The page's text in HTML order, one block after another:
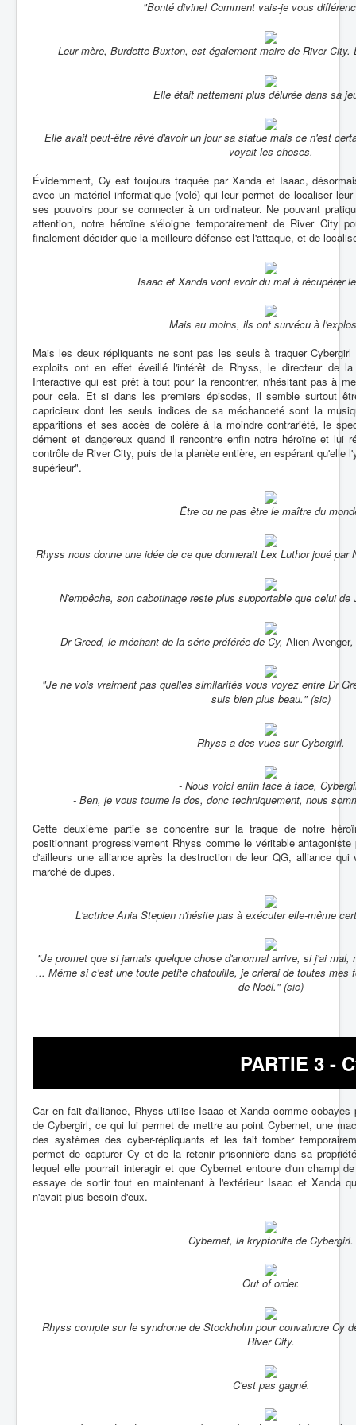
"Bonté divine! Comment vais-je vous
Leur mère, Burdette Buxton, est également maire de River
Elle était nettement plus délurée dans sa
Elle avait peut-être rêvé d'avoir un jour sa statue mais ce n'est
voyait les choses.
Évidemment, Cy est toujours traquée par Xanda et Isaac,
avec un matériel informatique (volé) qui leur permet de localiser
ses pouvoirs pour se connecter à un ordinateur. Ne pouvant
attention, notre héroïne s'éloigne temporairement de River City
finalement décider que la meilleure défense est l'attaque, et de
Isaac et Xanda vont avoir du mal à récupérer
Mais au moins, ils ont survécu à
Mais les deux répliquants ne sont pas les seuls à traquer
exploits ont en effet éveillé l'intérêt de Rhyss, le directeur de la
Interactive qui est prêt à tout pour la rencontrer, n'hésitant pas à
pour cela. Et si dans les premiers épisodes, il semble surtout
capricieux dont les seuls indices de sa méchanceté sont la
apparitions et ses accès de colère à la moindre contrariété, le
dément et dangereux quand il rencontre enfin notre héroïne et lui
contrôle de River City, puis de la planète entière, en espérant qu'elle
supérieur".
Être ou ne pas être le maître du
Rhyss nous donne une idée de ce que donnerait Lex Luthor joué
N'empêche, son cabotinage reste plus supportable que celui
Dr Greed, le méchant de la série préférée de Cy, Alien Avenger,
"Je ne vois vraiment pas quelles similarités vous voyez entre Dr
suis bien plus beau." (sic)
Rhyss a des vues sur Cybergirl.
- Nous voici enfin face à face,
- Ben, je vous tourne le dos, donc techniquement, nous
Cette deuxième partie se concentre sur la traque de notre
positionnant progressivement Rhyss comme le véritable
d'ailleurs une alliance après la destruction de leur QG, alliance
marché de dupes.
L'actrice Ania Stepien n'hésite pas à exécuter elle-même
"Je promet que si jamais quelque chose d'anormal arrive, si j'ai
... Même si c'est une toute petite chatouille, je crierai de toutes mes
de Noël." (sic)
PARTIE 3 -
Car en fait d'alliance, Rhyss utilise Isaac et Xanda comme cobayes
de Cybergirl, ce qui lui permet de mettre au point Cybernet, une
des systèmes des cyber-répliquants et les fait tomber
permet de capturer Cy et de la retenir prisonnière dans sa
lequel elle pourrait interagir et que Cybernet entoure d'un champ
essaye de sortir tout en maintenant à l'extérieur Isaac et Xanda
n'avait plus besoin d'eux.
Cybernet, la kryptonite de Cybergirl.
Out of order.
Rhyss compte sur le syndrome de Stockholm pour convaincre Cy
River City.
C'est pas gagné.